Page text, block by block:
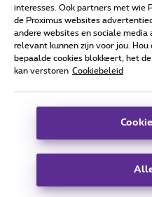
Alle rechten voorbehouden. ©
Algemene voorwaarden,
Deze website is gecreëerd en
Koning Albert II-laan 27 - B-
interesses. Ook partners met wie
de Proximus websites
andere websites en sociale
relevant kunnen zijn voor jou. Hou
bepaalde cookies blokkeert, het
kan verstoren Cookiebeleid